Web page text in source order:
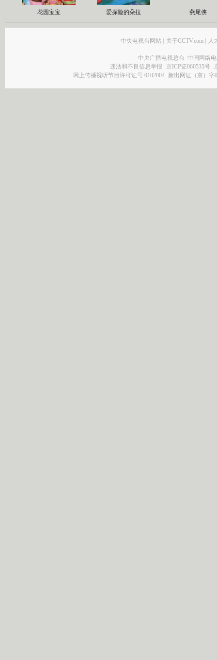
花园宝宝 爱探险的朵拉 燕尾侠
中央电视台网站 | 关于CCTV.com | 人
中央广播电视总台 中国网络
违法和不良信息举报
京ICP证060535号
网上传播视听节目许可证号 0102004 新出网证（京）